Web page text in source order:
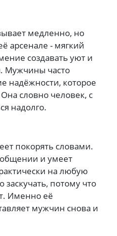
медленно, но
арсенале - мягкий
создавать уют и
Мужчины часто
надёжности, которое
словно человек, с
надолго.
покорять словами.
общении и умеет
на любую
потому что
Именно её
мужчин снова и